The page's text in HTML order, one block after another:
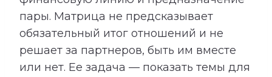
пары. Матрица не предсказывает
обязательный итог отношений и не
решает за партнеров, быть им вместе
или нет. Ее задача — показать темы для